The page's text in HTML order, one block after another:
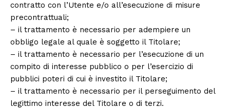
contratto con l’Utente e/o all’esecuzione di misure
precontrattuali;
– il trattamento è necessario per adempiere un
obbligo legale al quale è soggetto il Titolare;
– il trattamento è necessario per l’esecuzione di un
compito di interesse pubblico o per l’esercizio di
pubblici poteri di cui è investito il Titolare;
– il trattamento è necessario per il perseguimento del
legittimo interesse del Titolare o di terzi.